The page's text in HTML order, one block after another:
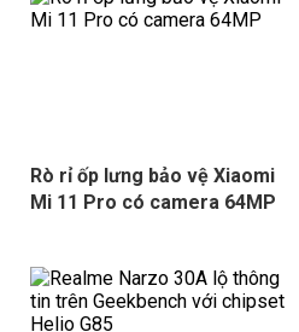
Rò rỉ ốp lưng bảo vệ Xiaomi
Mi 11 Pro có camera 64MP